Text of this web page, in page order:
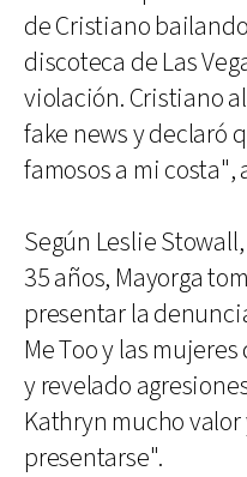
de Cristiano
discoteca de Las
violación. Cristiano
fake news y declaró
famosos a mi costa",
Según Leslie
35 años, Mayorga
presentar la
Me Too y las
y revelado
Kathryn mucho
presentarse".